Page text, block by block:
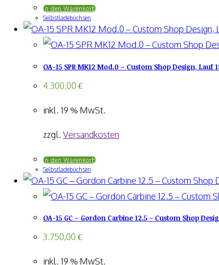
In den Warenkorb
Selbstladebüchsen
OA-15 SPR MK12 Mod.0 – Custom Shop Design,
4.300,00 €
inkl. 19 % MwSt.
zzgl. Versandkosten
In den Warenkorb
Selbstladebüchsen
OA-15 GC – Gordon Carbine 12.5 – Custom Shop
3.750,00 €
inkl. 19 % MwSt.